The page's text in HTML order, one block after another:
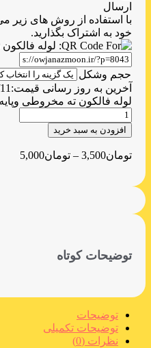
ارسال
با استفاده از روش های زیر
خود به اشتراک بگذارید.
حجم وشکل
آخرین به روز رسانی قیمت:
لوله فالکون ته مخروطی
افزودن به سبد خرید
تومان3,500
– تومان5,000
توضیحات کوتاه
توضیحات
توضیحات تکمیلی
نظرات (0)